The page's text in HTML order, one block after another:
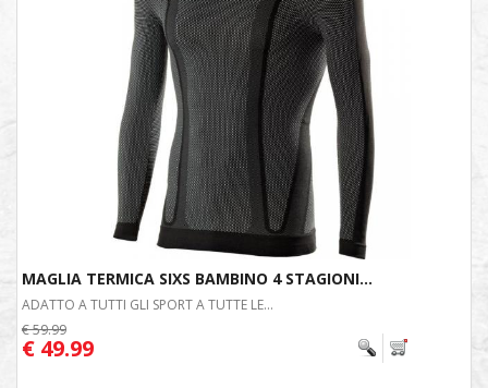
MAGLIA TERMICA SIXS BAMBINO 4 STAGIONI...
ADATTO A TUTTI GLI SPORT A TUTTE LE...
€ 59.99
€ 49.99